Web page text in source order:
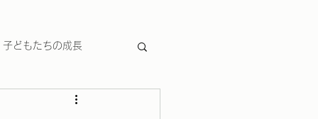
子どもたちの成長